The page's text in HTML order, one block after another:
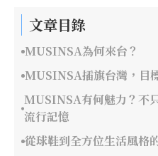
文章目錄
MUSINSA為何來台？
MUSINSA插旗台灣，目
MUSINSA有何魅力？不
流行記憶
從球鞋到全方位生活風格